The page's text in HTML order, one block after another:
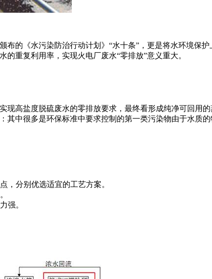
布的《水污染防治行动计划》“水十条”，更是将水环境保
重复利用率，实现火电厂废水“零排放”意义重大。
现高盐度脱硫废水的零排放要求，最终看形成纯净可回用
其中很多是环保标准中要求控制的第一类污染物由于水质
，分别优选适宜的工艺方案。
强。